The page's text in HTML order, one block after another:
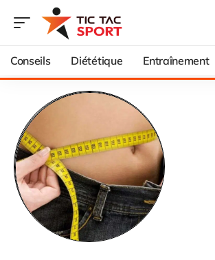
Conseils Diététique Entraînement